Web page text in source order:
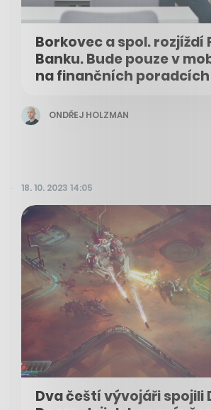
Borkovec a spol. rozjíždí
Banku. Bude pouze v
na finančních poradcích
ONDŘEJ HOLZMAN
18. 10. 2023 14:05
Dva čeští vývojáři spojili